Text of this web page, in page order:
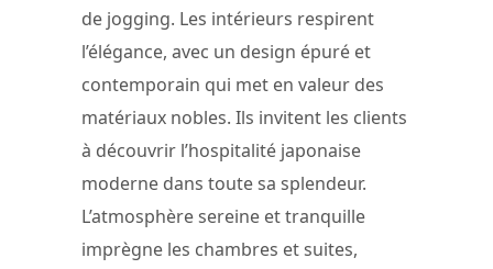
de jogging. Les intérieurs respirent
l’élégance, avec un design épuré et
contemporain qui met en valeur des
matériaux nobles. Ils invitent les clients
à découvrir l’hospitalité japonaise
moderne dans toute sa splendeur.
L’atmosphère sereine et tranquille
imprègne les chambres et suites,